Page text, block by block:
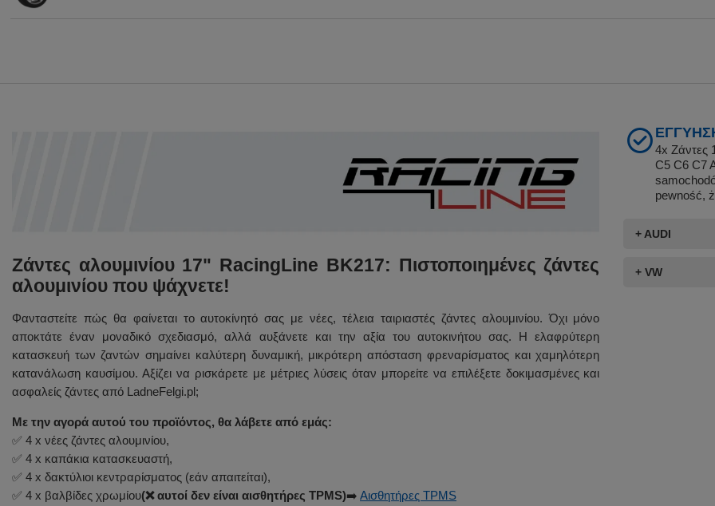
Bridgestone 225/50 R17 Felgi BK217 MGHM 5x112
Continental 225/50 R17 Felgi BK217 MGHM 5x112
Kumho 225/50 R17 + Felgi BK217 MGHM 5x112
Dębica 215/55 R17 + Felgi BK217 MGHM 5x112
Ζάντες αλουμινίου 17" RacingLine BK217: Πιστοποιημένες ζάντες
αλουμινίου που ψάχνετε!
Φανταστείτε πώς θα φαίνεται το αυτοκίνητό σας με νέες, τέλεια ταιριαστές ζάντες αλουμινίου. Όχι μόνο
αποκτάτε έναν μοναδικό σχεδιασμό, αλλά αυξάνετε και την αξία του αυτοκινήτου σας. Η ελαφρύτερη
κατασκευή των ζαντών σημαίνει καλύτερη δυναμική, μικρότερη απόσταση φρεναρίσματος και χαμηλότερη
κατανάλωση καυσίμου. Αξίζει να ρισκάρετε με μέτριες λύσεις όταν μπορείτε να επιλέξετε δοκιμασμένες και
ασφαλείς ζάντες από LadneFelgi.pl;
Με την αγορά αυτού του προϊόντος, θα λάβετε από εμάς:
✅ 4 x νέες ζάντες αλουμινίου,
✅ 4 x καπάκια κατασκευαστή,
✅ 4 x δακτύλιοι κεντραρίσματος (εάν απαιτείται),
✅ 4 x βαλβίδες χρωμίου(❌ αυτοί δεν είναι αισθητήρες TPMS)➡️ Αισθητήρες TPMS
4x Ζάντες
C5 C6 C7
pewność,
+ AUDI
+ VW